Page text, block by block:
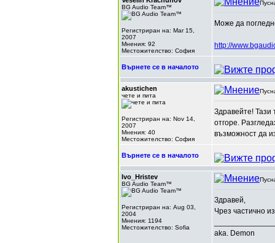
BG Audio Team™
Регистриран на: Mar 15,
2007
Мнения: 92
Местожителство: София
Може да
http://
Върнете се в началото
akustichen
чете и пита
Регистриран на: Nov 14,
2007
Мнения: 40
Местожителство: София
Здравейте! Тази
отгоре.
възможност да
Върнете се в началото
Ivo_Hristev
BG Audio Team™
Регистриран на: Aug 03,
2004
Мнения: 1194
Местожителство: Sofia
Здравей,
Чрез частично
aka. Demon